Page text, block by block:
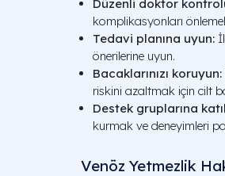
Düzenli doktor
komplikasyonları
Tedavi planına uyun:
önerilerine uyun.
Bacaklarınızı koruyun:
riskini azaltmak için cilt
Destek gruplarına
kurmak ve deneyimleri
Venöz Yetmezlik